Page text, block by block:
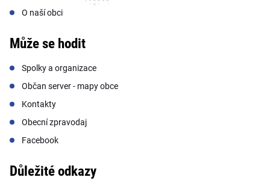
O naší obci
Může se hodit
Spolky a organizace
Občan server - mapy obce
Kontakty
Obecní zpravodaj
Facebook
Důležité odkazy